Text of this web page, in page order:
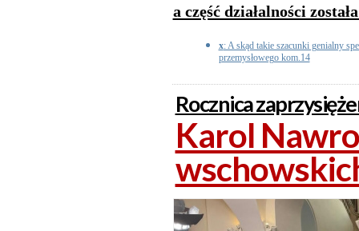
a część działalności
x: A skąd takie szacunki genialny
przemysłowego kom.14
Rocznica
Karol